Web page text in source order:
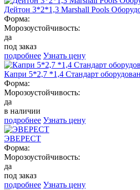
Дейтон 3*2*1,3 Marshall Pools
Форма:
Морозоустойчивость:
да
под заказ
подробнее Узнать цену
Капри 5*2,7 *1,4 Стандарт
Форма:
Морозоустойчивость:
да
в наличии
подробнее Узнать цену
ЭВЕРЕСТ
Форма:
Морозоустойчивость:
да
под заказ
подробнее Узнать цену